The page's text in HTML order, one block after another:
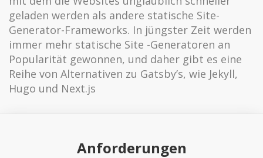
geladen werden als andere statische Site-
Generator-Frameworks. In jüngster Zeit werden
immer mehr statische Site -Generatoren an
Popularität gewonnen, und daher gibt es eine
Reihe von Alternativen zu Gatsby’s, wie Jekyll,
Hugo und Next.js
Anforderungen